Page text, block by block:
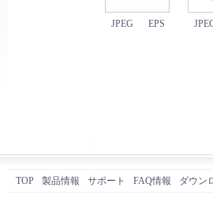
JPEG EPS
TOP 製品情報 サポート FAQ情報 ダウン